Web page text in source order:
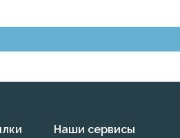
Наши сервисы